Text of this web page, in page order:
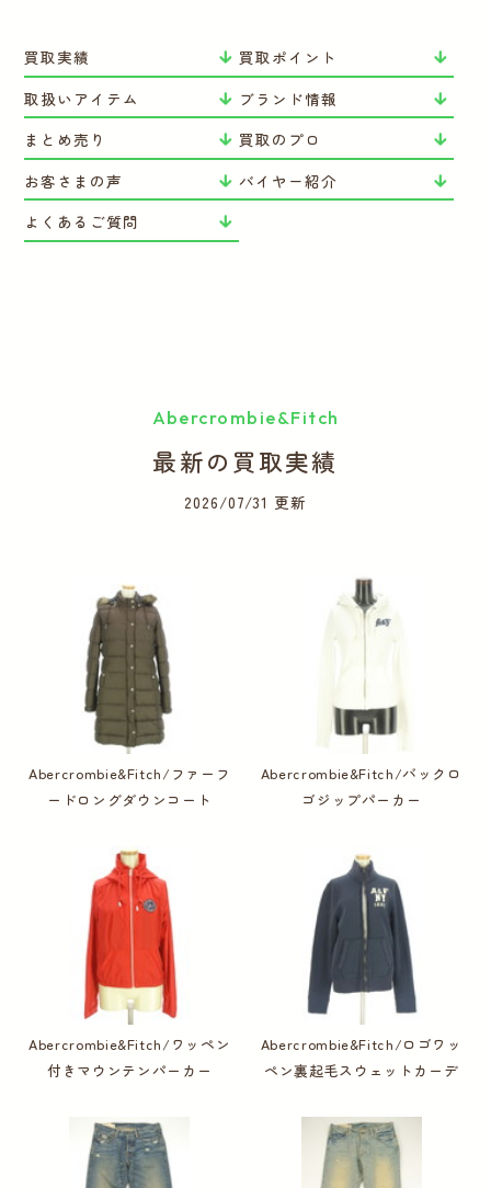
買取実績
買取ポイント
取扱いアイテム
ブランド情報
まとめ売り
買取のプロ
お客さまの声
バイヤー紹介
よくあるご質問
Abercrombie&Fitch
最新の買取実績
2026/07/31 更新
Abercrombie&Fitch/ファーフ
ードロングダウンコート
Abercrombie&Fitch/バックロ
ゴジップパーカー
Abercrombie&Fitch/ワッペン
付きマウンテンパーカー
Abercrombie&Fitch/ロゴワッ
ペン裏起毛スウェットカーデ